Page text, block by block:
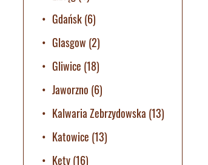
Gdańsk(6)
Glasgow (2)
Gliwice (18)
Jaworzno (6)
Kalwaria Zebrzydowska (13)
Katowice (13)
Kęty(16)